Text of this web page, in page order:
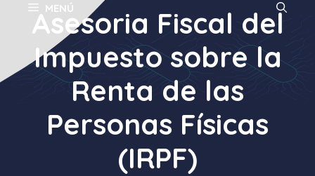
MENÚ
Asesoria Fiscal del
Impuesto sobre la
Renta de las
Personas Físicas
(IRPF)